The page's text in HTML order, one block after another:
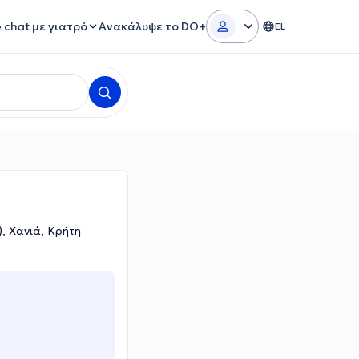
chat με γιατρό Ανακάλυψε το DO+ EL
Χανιά, Κρήτη